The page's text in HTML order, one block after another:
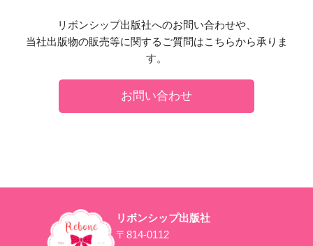
リボンシップ出版社へのお問い合わせや、
当社出版物の販売等に関するご質問はこちらから承りま
す。
お問い合わせ
リボンシップ出版社
〒814-0112